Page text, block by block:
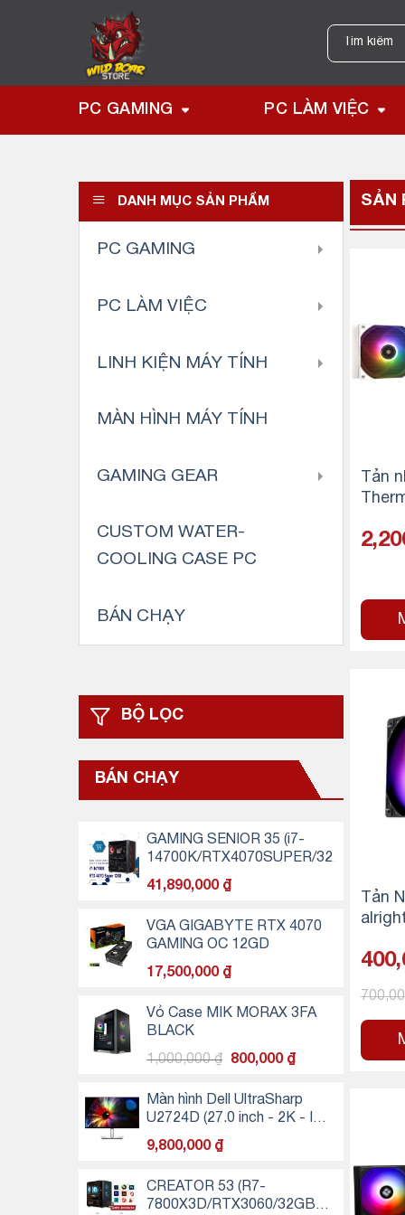
Tìm
kiếm:
PC GAMING PC LÀM VIỆC
DANH MỤC SẢN PHẨM
PC GAMING
PC LÀM VIỆC
LINH KIỆN MÁY TÍNH
MÀN HÌNH MÁY TÍNH
GAMING GEAR
CUSTOM WATER-
COOLING CASE PC
BÁN CHẠY
BỘ LỌC
BÁN CHẠY
GAMING SENIOR 35 (i7-
14700K/RTX4070SUPER/32GB
RAM DDR5/500GB SSD NVMe)
41,890,000 ₫
VGA GIGABYTE RTX 4070
GAMING OC 12GD
17,500,000 ₫
Vỏ Case MIK MORAX 3FA
BLACK
1,000,000₫
Giá
là:
1,000,000 ₫.
800,000 ₫
tại
là:
Màn hình Dell UltraSharp
U2724D (27.0 inch - 2K - IPS
- 120Hz - 5ms - TMDS -
VRR - USB TypeC)
9,800,000 ₫
CREATOR 53 (R7-
7800X3D/RTX3060/32GB
SẢN
Tản
hite
Tản
0 R